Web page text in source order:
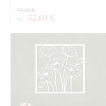
od 52,60 €
70,20 €